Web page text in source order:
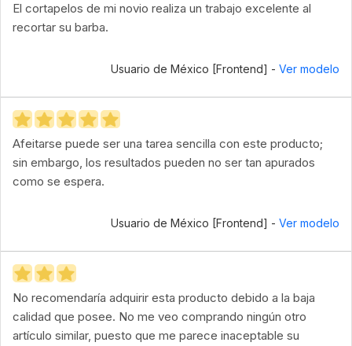
El cortapelos de mi novio realiza un trabajo excelente al
recortar su barba.
Usuario de México [Frontend] - Ver modelo
Afeitarse puede ser una tarea sencilla con este producto;
sin embargo, los resultados pueden no ser tan apurados
como se espera.
Usuario de México [Frontend] - Ver modelo
No recomendaría adquirir esta producto debido a la baja
calidad que posee. No me veo comprando ningún otro
artículo similar, puesto que me parece inaceptable su